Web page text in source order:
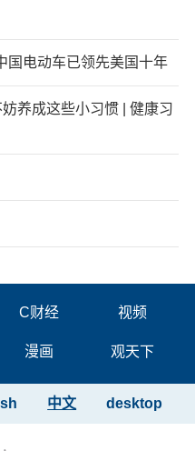
国电动车已领先美国十年
养成这些小习惯 | 健康习
C财经 视频
漫画 观天下
desktop
中文